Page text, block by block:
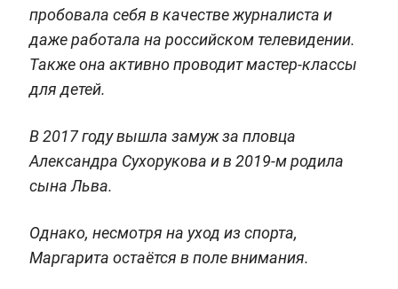
пробовала себя в качестве журналиста и
даже работала на российском телевидении.
Также она активно проводит мастер-классы
для детей.
В 2017 году вышла замуж за пловца
Александра Сухорукова и в 2019-м родила
сына Льва.
Однако, несмотря на уход из спорта,
Маргарита остаётся в поле внимания.